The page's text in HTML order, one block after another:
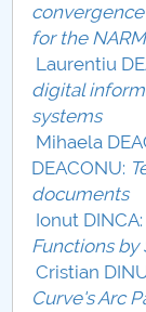
Studenți
Ghiduri
Relații Publice
Relații
PNRR
Proiect PRIM
for the
Laurentiu
digital
systems
Mihaela
DEACONU:
documents
Ionut DINCA:
Functions
Cristian
Curve's Arc